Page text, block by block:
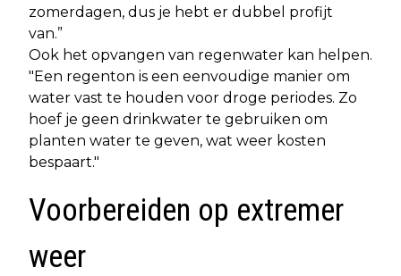
zomerdagen, dus je hebt er dubbel profijt
van.”
Ook het opvangen van regenwater kan helpen.
"Een regenton is een eenvoudige manier om
water vast te houden voor droge periodes. Zo
hoef je geen drinkwater te gebruiken om
planten water te geven, wat weer kosten
bespaart."
Voorbereiden op extremer
weer